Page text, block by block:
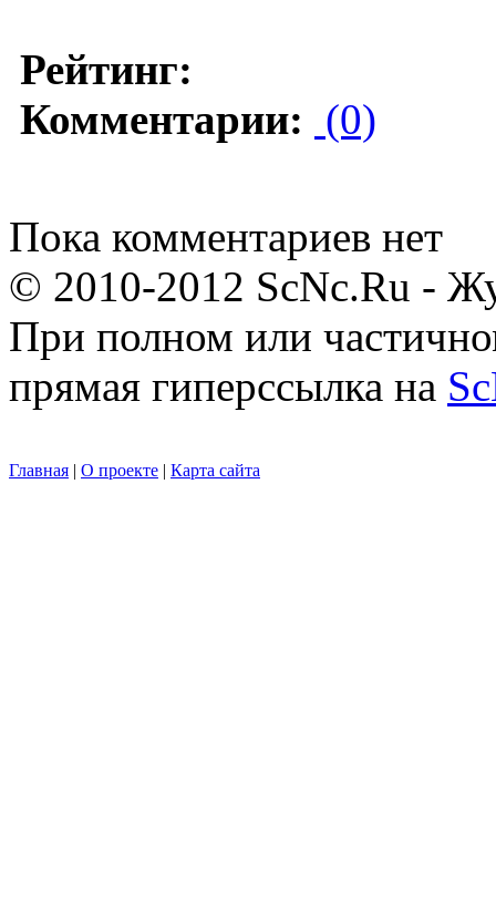
Рейтинг:
Комментарии: (0)
Пока комментариев нет
© 2010-2012 ScNc.Ru -
При полном или
прямая гиперссылка на
Главная | О проекте | Карта сайта